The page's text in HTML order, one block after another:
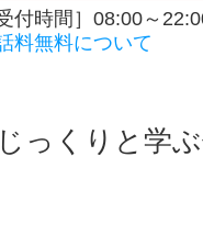
受付時間］08:00～
料無料について
っくりと学